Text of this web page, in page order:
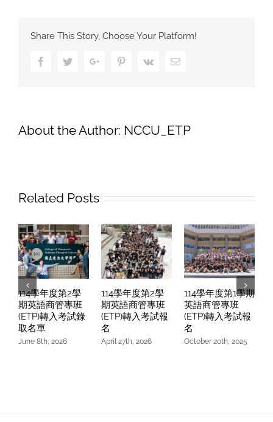
第
商
轉
試
錄
取
名
單
Share This Story, Choose Your Platform!
FacebookTwitterGoogle+ PinterestVk Email
About the Author: NCCU_ETP
Related Posts
114學年度第2學
期英語商管專班
(ETP)轉入考試錄
取名單
June 8th, 2026
114學年度第2學
期英語商管專班
(ETP)轉入考試報
名
April 27th, 2026
114學年度第1學期
英語商管專班
(ETP)轉入考試報
名
October 20th, 2025